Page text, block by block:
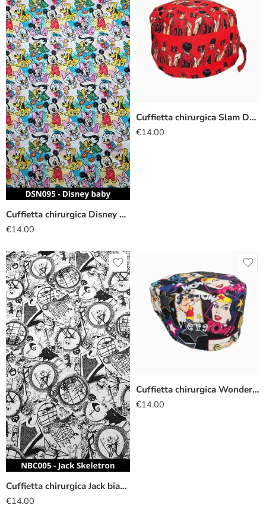
Cuffietta chirurgica Disney baby
€14.00
Cuffietta chirurgica Slam Dunk
€14.00
Cuffietta chirurgica Jack bianco nero
€14.00
Cuffietta chirurgica Wonder Woman
€14.00